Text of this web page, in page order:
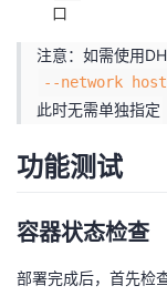
口
注意：如需使用
--network host
此时无需单独指定
功能测试
容器状态检查
部署完成后，首先检